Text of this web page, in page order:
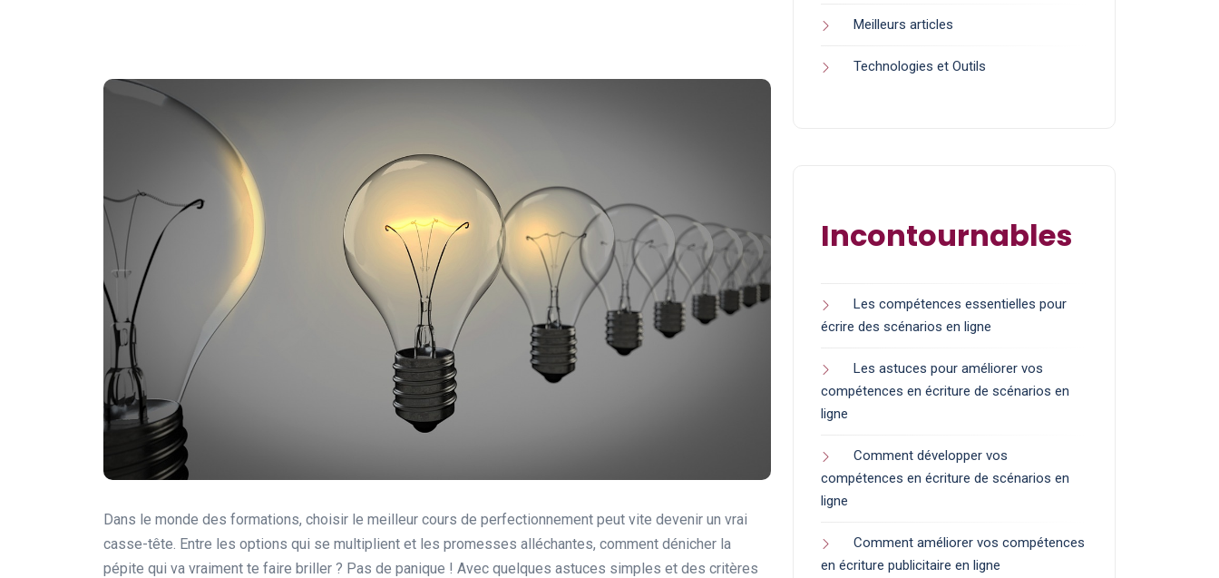
Dans le monde des formations, choisir le meilleur cours de perfectionnement peut vite devenir un vrai
casse-tête. Entre les options qui se multiplient et les promesses alléchantes, comment dénicher la
pépite qui va vraiment te faire briller ? Pas de panique ! Avec quelques astuces simples et des critères
Meilleurs articles
Technologies et Outils
Incontournables
Les compétences essentielles pour
écrire des scénarios en ligne
Les astuces pour améliorer vos
compétences en écriture de scénarios en
ligne
Comment développer vos
compétences en écriture de scénarios en
ligne
Comment améliorer vos compétences
en écriture publicitaire en ligne